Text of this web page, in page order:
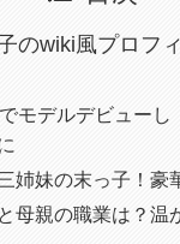
のwiki風プロフ
モデルデビューし
姉妹の末っ子！豪
母親の職業は？温